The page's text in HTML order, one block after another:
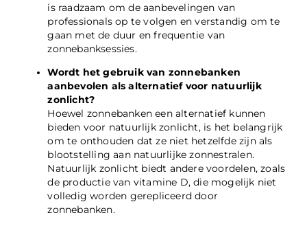
is raadzaam om de aanbevelingen van
professionals op te volgen en verstandig om te
gaan met de duur en frequentie van
zonnebanksessies.
Wordt het gebruik van zonnebanken
aanbevolen als alternatief voor natuurlijk
zonlicht?
Hoewel zonnebanken een alternatief kunnen
bieden voor natuurlijk zonlicht, is het belangrijk
om te onthouden dat ze niet hetzelfde zijn als
blootstelling aan natuurlijke zonnestralen.
Natuurlijk zonlicht biedt andere voordelen, zoals
de productie van vitamine D, die mogelijk niet
volledig worden gerepliceerd door
zonnebanken.